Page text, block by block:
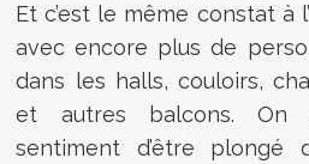
Et c’est le même constat à
avec encore plus de
dans les halls, couloirs,
et autres balcons. On
sentiment d’être plongé